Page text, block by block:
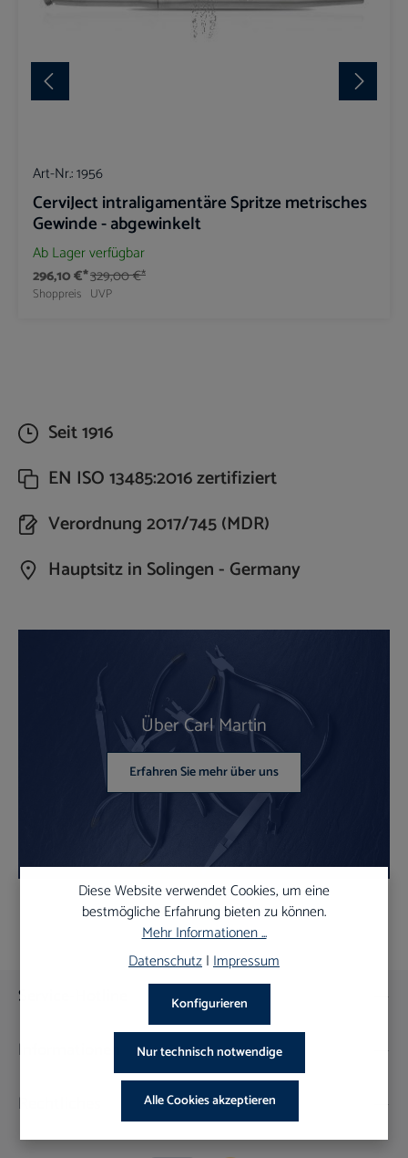
Art-Nr.:1956
CerviJect intraligamentäre Spritze metrisches
Gewinde - abgewinkelt
Ab Lager verfügbar
296,10 €*
Shoppreis
329,00 €*
UVP
Seit 1916
EN ISO 13485:2016 zertifiziert
Verordnung 2017/745 (MDR)
Hauptsitz in Solingen - Germany
Über Carl Martin
Erfahren Sie mehr über uns
Service-Hotline
Informationen
Rechtliches
Diese Website verwendet Cookies, um eine
bestmögliche Erfahrung bieten zu können.
Mehr Informationen ...
Datenschutz|Impressum
Nur technisch notwendige
Konfigurieren
Alle Cookies akzeptieren